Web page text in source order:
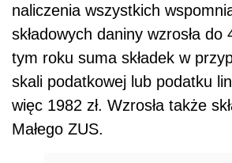
naliczenia wszystkich
składowych daniny wzrosła do
tym roku suma składek w
skali podatkowej lub podatku
więc 1982 zł. Wzrosła także
Małego ZUS.